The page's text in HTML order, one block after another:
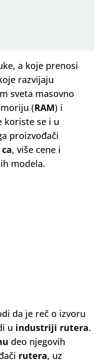
a koje prenosi
razvijaju
sveta masovno
(RAM) i
koriste se i u
proizvođači
ca, više cene i
modela.
da je reč o izvoru
u industriji rutera.
deo njegovih
rutera, uz